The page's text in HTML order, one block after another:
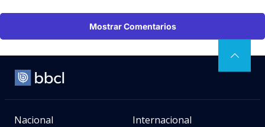
Mostrar Comentarios
Nacional Internacional